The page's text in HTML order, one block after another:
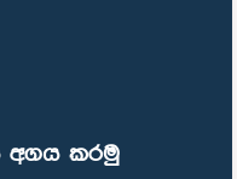
අගය කරමු